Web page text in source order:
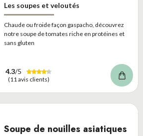
Les soupes et veloutés
Chaude ou froide façon gaspacho, découvrez
notre soupe de tomates riche en protéines et
sans gluten
4.3/5
(11 avis clients)
Soupe de nouilles asiatiques